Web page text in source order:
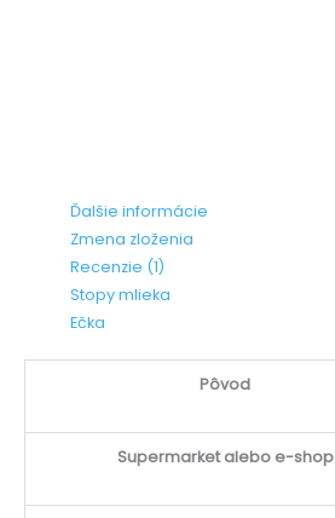
Ďalšie informácie
Zmena zloženia
Recenzie (1)
Stopy mlieka
Ečka
Pôvod
Supermarket alebo e-shop